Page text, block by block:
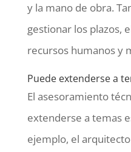
y la mano de obra.
gestionar los plazos,
recursos humanos y
Puede extenderse a
El asesoramiento
extenderse a temas
ejemplo, el